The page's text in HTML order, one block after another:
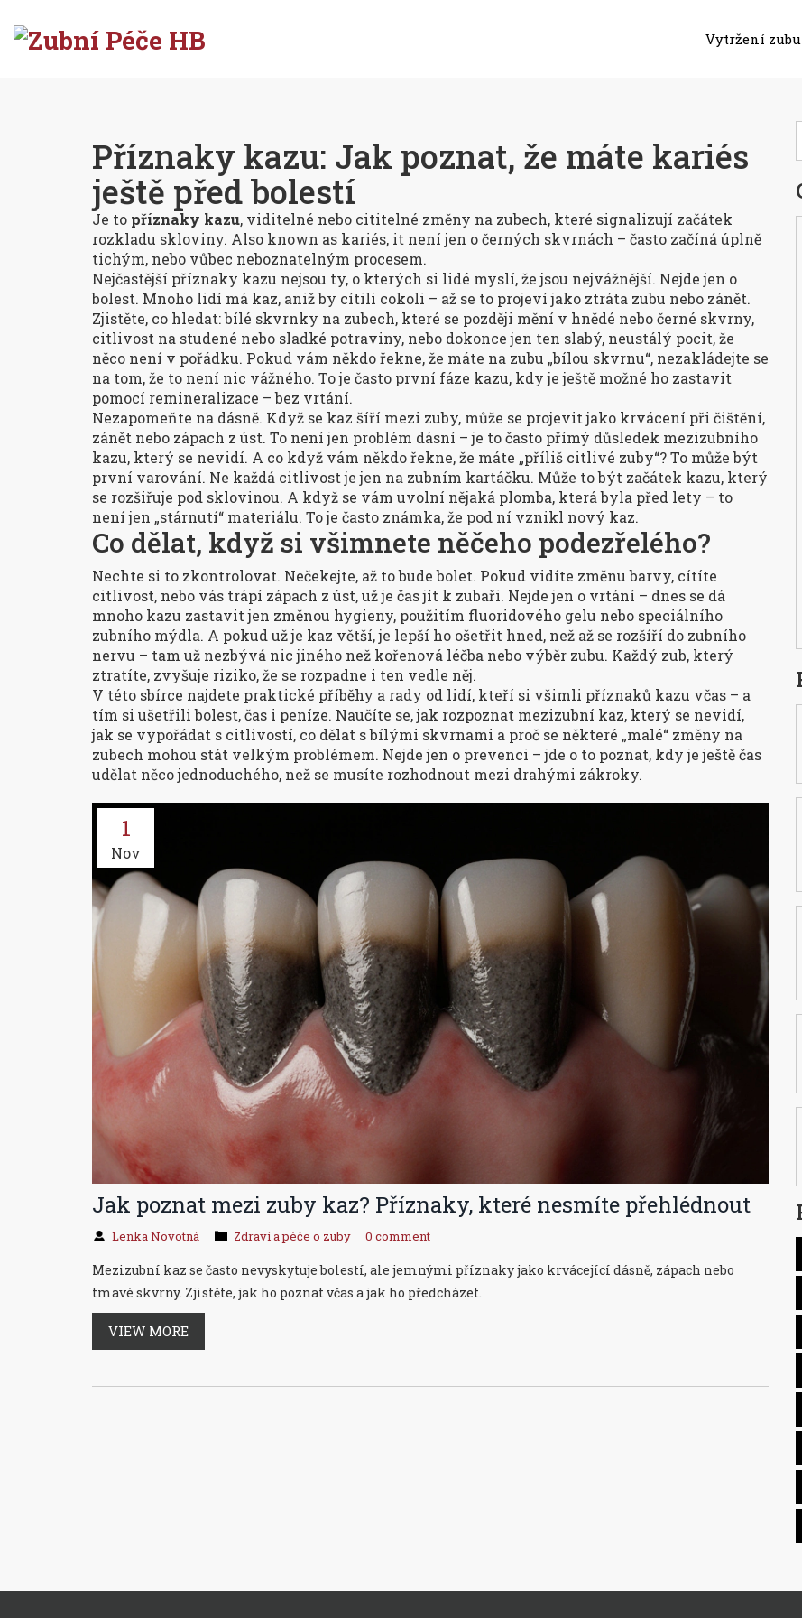
Vytržení zubu
Příznaky kazu: Jak poznat, že máte kariés
ještě před bolestí
Je to příznaky kazu, viditelné nebo cititelné změny na zubech, které signalizují začátek
rozkladu skloviny. Also known as kariés, it není jen o černých skvrnách – často začíná úplně
tichým, nebo vůbec neboznatelným procesem.
Nejčastější příznaky kazu nejsou ty, o kterých si lidé myslí, že jsou nejvážnější. Nejde jen o
bolest. Mnoho lidí má kaz, aniž by cítili cokoli – až se to projeví jako ztráta zubu nebo zánět.
Zjistěte, co hledat: bílé skvrnky na zubech, které se později mění v hnědé nebo černé skvrny,
citlivost na studené nebo sladké potraviny, nebo dokonce jen ten slabý, neustálý pocit, že
něco není v pořádku. Pokud vám někdo řekne, že máte na zubu „bílou skvrnu“, nezakládejte se
na tom, že to není nic vážného. To je často první fáze kazu, kdy je ještě možné ho zastavit
pomocí remineralizace – bez vrtání.
Nezapomeňte na dásně. Když se kaz šíří mezi zuby, může se projevit jako krvácení při čištění,
zánět nebo zápach z úst. To není jen problém dásní – je to často přímý důsledek mezizubního
kazu, který se nevidí. A co když vám někdo řekne, že máte „příliš citlivé zuby“? To může být
první varování. Ne každá citlivost je jen na zubním kartáčku. Může to být začátek kazu, který
se rozšiřuje pod sklovinou. A když se vám uvolní nějaká plomba, která byla před lety – to
není jen „stárnutí“ materiálu. To je často známka, že pod ní vznikl nový kaz.
Co dělat, když si všimnete něčeho podezřelého?
Nechte si to zkontrolovat. Nečekejte, až to bude bolet. Pokud vidíte změnu barvy, cítíte
citlivost, nebo vás trápí zápach z úst, už je čas jít k zubaři. Nejde jen o vrtání – dnes se dá
mnoho kazu zastavit jen změnou hygieny, použitím fluoridového gelu nebo speciálního
zubního mýdla. A pokud už je kaz větší, je lepší ho ošetřit hned, než až se rozšíří do zubního
nervu – tam už nezbývá nic jiného než kořenová léčba nebo výběr zubu. Každý zub, který
ztratíte, zvyšuje riziko, že se rozpadne i ten vedle něj.
V této sbírce najdete praktické příběhy a rady od lidí, kteří si všimli příznaků kazu včas – a
tím si ušetřili bolest, čas i peníze. Naučíte se, jak rozpoznat mezizubní kaz, který se nevidí,
jak se vypořádat s citlivostí, co dělat s bílými skvrnami a proč se některé „malé“ změny na
zubech mohou stát velkým problémem. Nejde jen o prevenci – jde o to poznat, kdy je ještě čas
udělat něco jednoduchého, než se musíte rozhodnout mezi drahými zákroky.
1
Nov
Jak poznat mezi zuby kaz? Příznaky, které nesmíte přehlédnout
Lenka Novotná Zdraví a péče o zuby 0 comment
Mezizubní kaz se často nevyskytuje bolestí, ale jemnými příznaky jako krvácející dásně, zápach nebo
tmavé skvrny. Zjistěte, jak ho poznat včas a jak ho předcházet.
VIEW MORE